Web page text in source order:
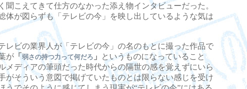
聞こえてきて仕方のなかった添え物インタビューだった。
体が図らずも「テレビの今」を映し出しているような気は
レビの業界人が「テレビの今」の名のもとに撮った作品で
が 「 弱さの持つ力って何だろ 」
というものになっていること
メディアの筆頭だった時代からの隔世の感を覚えずにいら
がそういう意図で掲げていたものとは限らない感じを受け